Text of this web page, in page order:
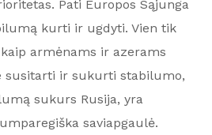
Pati Europos Sąjunga
kurti ir ugdyti. Vien tik
armėnams ir azerams
susitarti ir sukurti stabilumo,
sukurs Rusija, yra
saviapgaulė.